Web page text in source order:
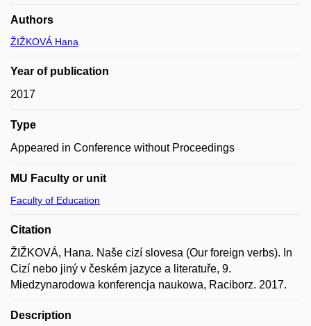
Authors
ŽIŽKOVÁ Hana
Year of publication
2017
Type
Appeared in Conference without Proceedings
MU Faculty or unit
Faculty of Education
Citation
ŽIŽKOVÁ, Hana. Naše cizí slovesa (Our foreign verbs). In
Cizí nebo jiný v českém jazyce a literatuře, 9.
Miedzynarodowa konferencja naukowa, Raciborz. 2017.
Description